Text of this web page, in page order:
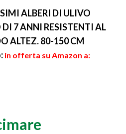
ALBERI DI ULIVO
7 ANNI RESISTENTI AL
ALTEZ. 80-150 CM
in offerta su Amazon a: